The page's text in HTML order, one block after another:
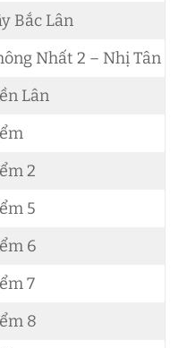
Bắc Lân
Nhất 2 – Nhị Tân 1
Lân
2
5
6
7
8